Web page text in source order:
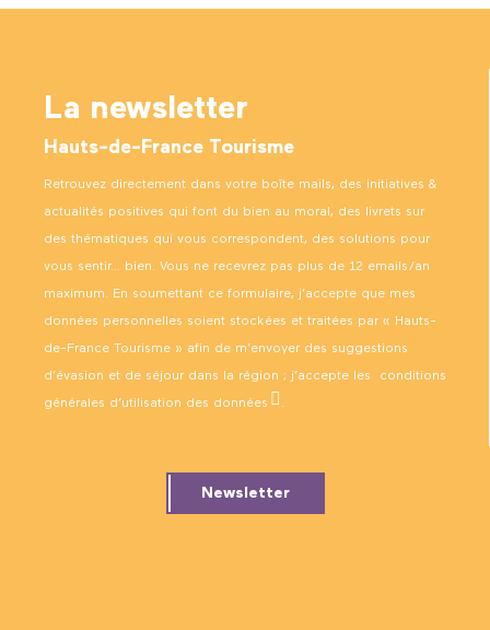
La newsletter
Hauts-de-France Tourisme
Retrouvez directement dans votre boîte mails, des initiatives &
actualités positives qui font du bien au moral, des livrets sur
des thématiques qui vous correspondent, des solutions pour
vous sentir… bien. Vous ne recevrez pas plus de 12 emails/an
maximum. En soumettant ce formulaire, j’accepte que mes
données personnelles soient stockées et traitées par « Hauts-
de-France Tourisme » afin de m’envoyer des suggestions
d’évasion et de séjour dans la région ; j’accepte les conditions
générales d’utilisation des données .
Newsletter